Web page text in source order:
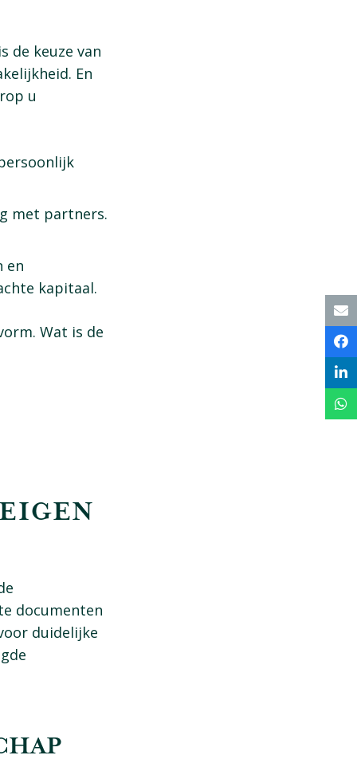
de keuze van
En
u
met partners.
en
kapitaal.
Wat is de
documenten
duidelijke